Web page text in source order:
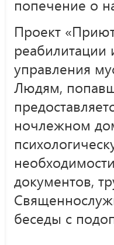
попечение о
Проект
реабилитации
управления
Людям,
ночлежном
документов,
беседы с